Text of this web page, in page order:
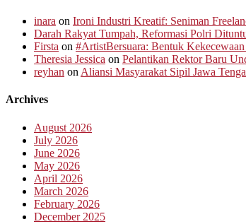
inara on Ironi Industri Kreatif: Seniman
Darah Rakyat Tumpah, Reformasi Polri
Firsta on #ArtistBersuara: Bentuk
Theresia Jessica on Pelantikan Rektor Baru
reyhan on Aliansi Masyarakat Sipil Jawa
Archives
August 2026
July 2026
June 2026
May 2026
April 2026
March 2026
February 2026
December 2025